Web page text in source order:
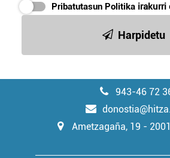
Pribatutasun Politika irakurri
Harpidetu
943-46 72
Ametzagaña, 19 -